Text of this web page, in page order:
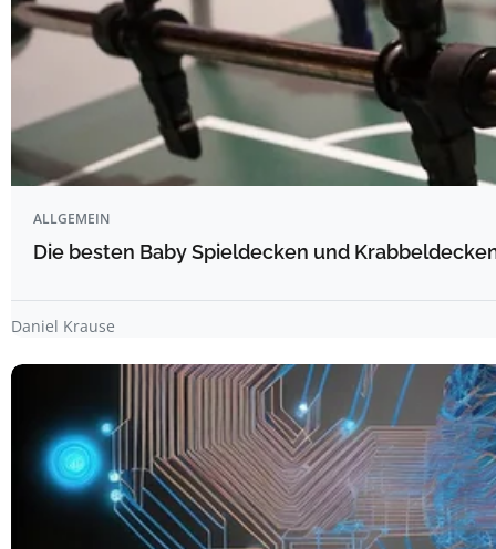
ALLGEMEIN
Die besten Baby Spieldecken und
Daniel Krause